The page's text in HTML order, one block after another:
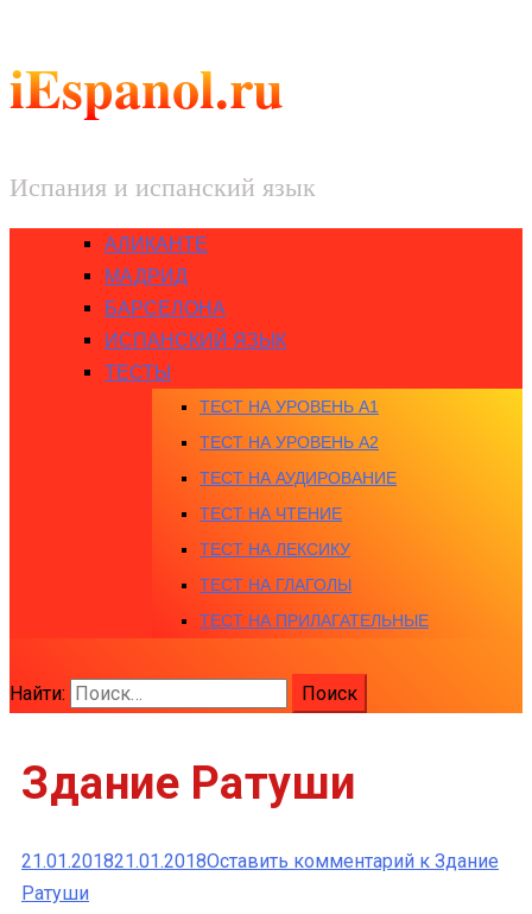
iEspanol.ru
Испания и испанский язык
АЛИКАНТЕ
МАДРИД
БАРСЕЛОНА
ИСПАНСКИЙ ЯЗЫК
ТЕСТЫ
ТЕСТ НА УРОВЕНЬ A1
ТЕСТ НА УРОВЕНЬ A2
ТЕСТ НА АУДИРОВАНИЕ
ТЕСТ НА ЧТЕНИЕ
ТЕСТ НА ЛЕКСИКУ
ТЕСТ НА ГЛАГОЛЫ
ТЕСТ НА ПРИЛАГАТЕЛЬНЫЕ
Найти:
Здание Ратуши
21.01.201821.01.2018Оставить комментарий к Здание
Ратуши